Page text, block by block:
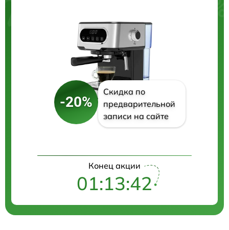
-20%
Скидка по
предварительной
записи на сайте
Конец акции
01:13:42